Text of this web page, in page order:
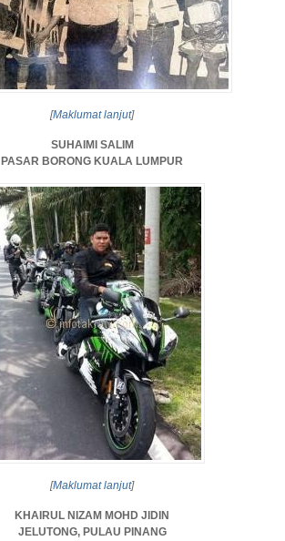
[Maklumat lanjut]
SUHAIMI SALIM
PASAR BORONG KUALA LUMPUR
[Maklumat lanjut]
KHAIRUL NIZAM MOHD JIDIN
JELUTONG, PULAU PINANG